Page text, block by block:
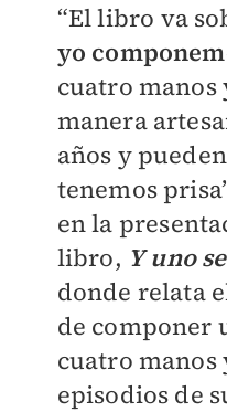
“El libro va
yo
cuatro manos
manera
años y
tenemos
en la
libro, Y uno
donde relata
de componer
cuatro manos
episodios de